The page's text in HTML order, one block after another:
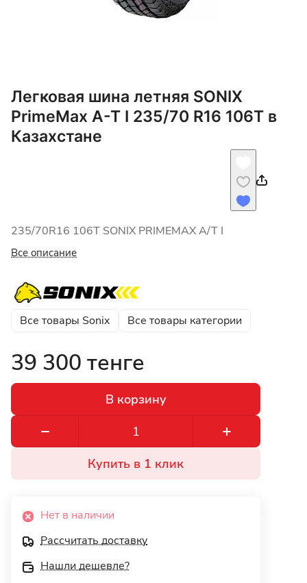
Легковая шина летняя SONIX
PrimeMax A-T I 235/70 R16 106T в
Казахстане
235/70R16 106T SONIX PRIMEMAX A/T I
Все описание
Все товары Sonix Все товары категории
39 300 тенге
В корзину
Купить в 1 клик
Нет в наличии
Рассчитать доставку
Нашли дешевле?